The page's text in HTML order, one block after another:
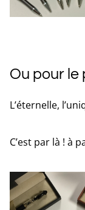
Ou pour le
L’éternelle,
C’est par là ! à